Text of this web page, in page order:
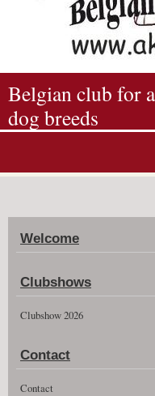
Belgian club for
dog breeds
Album photos
Agenda
Guestbook
News
Clubshow 2026
Welcome
Clubshows
Clubshow 2026
Contact
Contact